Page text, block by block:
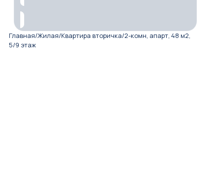
Главная/Жилая/Квартира вторичка/2-комн, апарт, 48 м2,
5/9 этаж